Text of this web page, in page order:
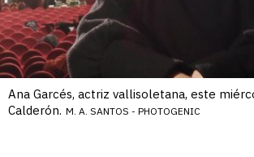
Ana Garcés, actriz vallisoletana, este
Calderón. M. A. SANTOS - PHOTOGENIC